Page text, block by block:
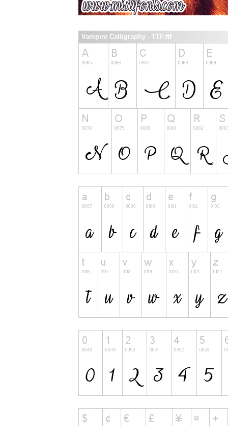
Vampire Calligraphy - TTF.ttf